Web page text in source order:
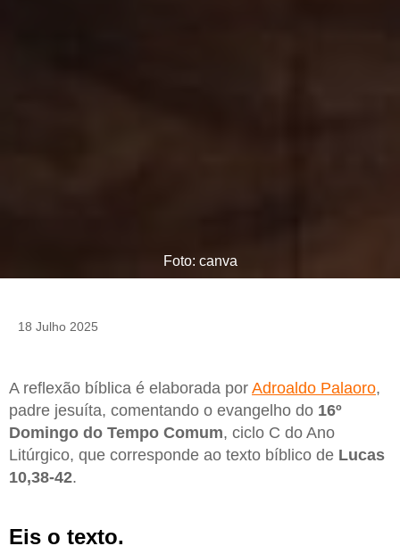
Foto: canva
18 Julho 2025
A reflexão bíblica é elaborada por Adroaldo Palaoro,
padre jesuíta, comentando o evangelho do 16º
Domingo do Tempo Comum, ciclo C do Ano
Litúrgico, que corresponde ao texto bíblico de Lucas
10,38-42.
Eis o texto.